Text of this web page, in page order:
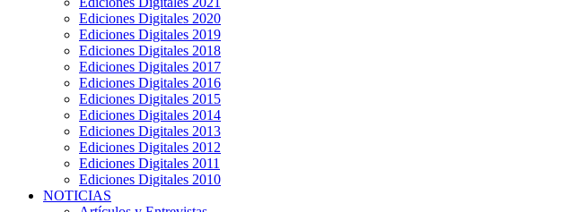
Ediciones Digitales 2020
Ediciones Digitales 2019
Ediciones Digitales 2018
Ediciones Digitales 2017
Ediciones Digitales 2016
Ediciones Digitales 2015
Ediciones Digitales 2014
Ediciones Digitales 2013
Ediciones Digitales 2012
Ediciones Digitales 2011
Ediciones Digitales 2010
NOTICIAS